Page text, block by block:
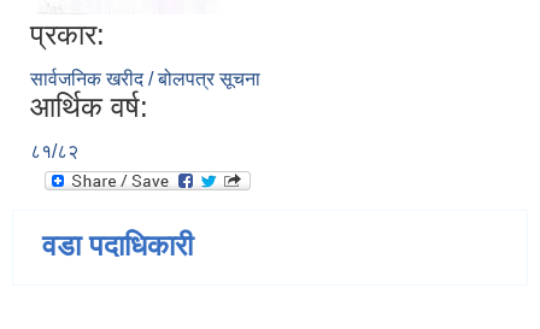
प्रकार:
सार्वजनिक खरीद / बोलपत्र सूचना
आर्थिक वर्ष:
८१/८२
वडा पदाधिकारी